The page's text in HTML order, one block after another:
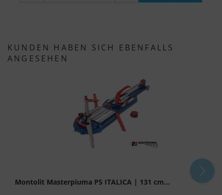
KUNDEN HABEN SICH EBENFALLS
ANGESEHEN
Montolit Masterpiuma P5 ITALICA | 131 cm...